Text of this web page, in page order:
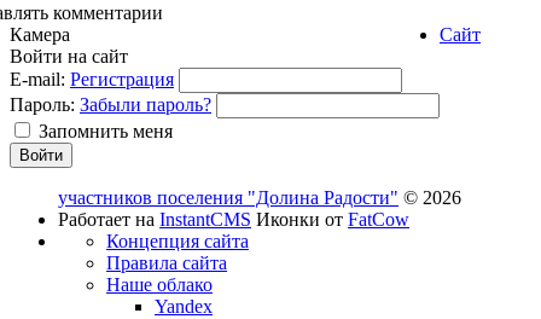
комментарии
Камера
Войти на сайт
E-mail: Регистрация
Пароль: Забыли пароль?
Запомнить меня
Сайт
участников поселения "Долина Радости" © 2026
Работает на InstantCMS Иконки от FatCow
Концепция сайта
Правила сайта
Наше облако
Yandex